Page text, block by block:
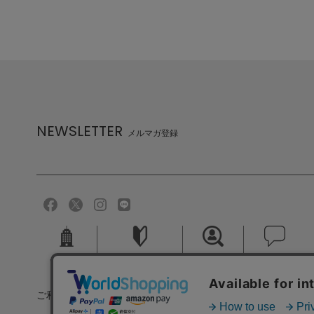
NEWSLETTER メルマガ登録
会社概要 ご利用ガイド 採用情報 お問い合せ
ご利用規約 個人情報保護方針